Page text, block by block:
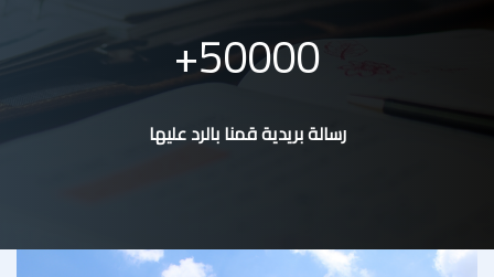
50000
رسالة بريدية قمنا بالرد عليها